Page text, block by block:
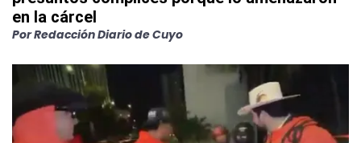
en la cárcel
PorRedacción Diario de Cuyo